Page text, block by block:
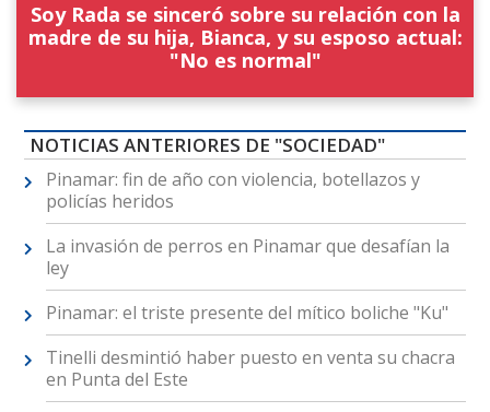
Soy Rada se sinceró sobre su relación con la
madre de su hija, Bianca, y su esposo actual:
"No es normal"
NOTICIAS ANTERIORES DE "SOCIEDAD"
Pinamar: fin de año con violencia, botellazos y
policías heridos
La invasión de perros en Pinamar que desafían la
ley
Pinamar: el triste presente del mítico boliche "Ku"
Tinelli desmintió haber puesto en venta su chacra
en Punta del Este